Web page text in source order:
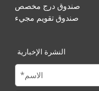
صندوق درج مخصص
صندوق تقويم مجيء
النشرة الإخبارية